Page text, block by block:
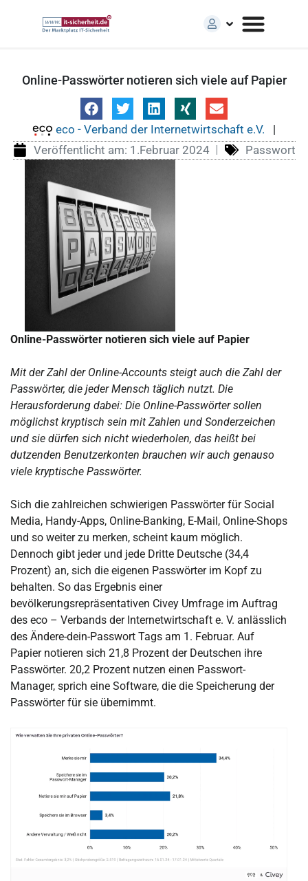
Online-Passwörter notieren sich viele auf Papier
eco - Verband der Internetwirtschaft e.V.
|
Veröffentlicht am: 1.Februar 2024 Passwort
Online-Passwörter notieren sich viele auf Papier
Mit der Zahl der Online-Accounts steigt auch die Zahl der
Passwörter, die jeder Mensch täglich nutzt. Die
Herausforderung dabei: Die Online-Passwörter sollen
möglichst kryptisch sein mit Zahlen und Sonderzeichen
und sie dürfen sich nicht wiederholen, das heißt bei
dutzenden Benutzerkonten brauchen wir auch genauso
viele kryptische Passwörter.
Sich die zahlreichen schwierigen Passwörter für Social
Media, Handy-Apps, Online-Banking, E-Mail, Online-Shops
und so weiter zu merken, scheint kaum möglich.
Dennoch gibt jeder und jede Dritte Deutsche (34,4
Prozent) an, sich die eigenen Passwörter im Kopf zu
behalten. So das Ergebnis einer
bevölkerungsrepräsentativen Civey Umfrage im Auftrag
des eco – Verbands der Internetwirtschaft e. V. anlässlich
des Ändere-dein-Passwort Tags am 1. Februar. Auf
Papier notieren sich 21,8 Prozent der Deutschen ihre
Passwörter. 20,2 Prozent nutzen einen Passwort-
Manager, sprich eine Software, die die Speicherung der
Passwörter für sie übernimmt.